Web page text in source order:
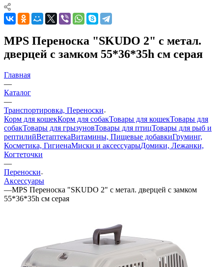
MPS Переноска "SKUDO 2" с метал.
дверцей с замком 55*36*35h см серая
Главная
—
Каталог
—
Транспортировка, Переноски
Корм для кошекКорм для собакТовары для кошекТовары для
собакТовары для грызуновТовары для птицТовары для рыб и
рептилийВетаптекаВитамины, Пищевые добавкиГруминг,
Косметика, ГигиенаМиски и аксессуарыДомики, Лежанки,
Когтеточки
—
Переноски
Аксессуары
—MPS Переноска "SKUDO 2" с метал. дверцей с замком
55*36*35h см серая